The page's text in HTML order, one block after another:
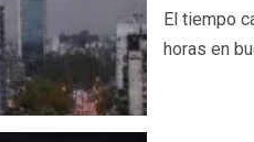
El tiempo
horas en